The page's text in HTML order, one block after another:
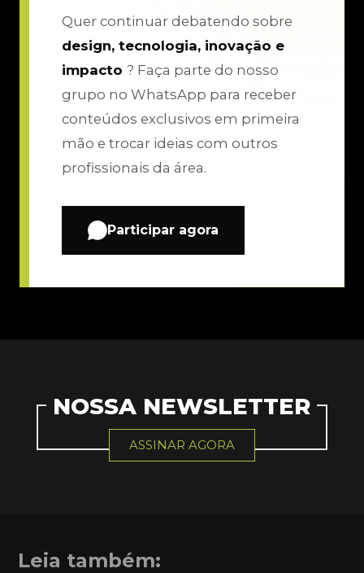
Quer continuar debatendo sobre
design, tecnologia, inovação e
impacto ? Faça parte do nosso
grupo no WhatsApp para receber
conteúdos exclusivos em primeira
mão e trocar ideias com outros
profissionais da área.
Participar agora
NOSSA NEWSLETTER
ASSINAR AGORA
Leia também: